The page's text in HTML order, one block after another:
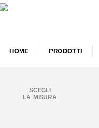
HOME PRODOTTI
SCEGLI
LA MISURA